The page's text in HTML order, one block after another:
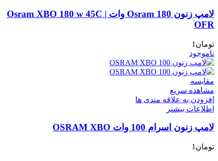
لامپ زنون Osram 180 وات | Osram XBO 180 w 45C
OFR
تومان 1
ناموجود
مقایسه
مشاهده سریع
افزودن به علاقه مندی ها
اطلاعات بیشتر
لامپ زنون اسرام 100 وات OSRAM XBO
تومان 1